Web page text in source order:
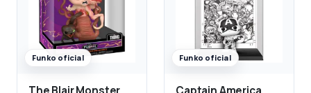
Funko oficial Funko oficial